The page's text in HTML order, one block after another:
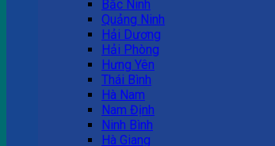
Tư vấn bán hàng
0983 863 488
Hotline hỗ trợ
Bắc Ninh
Quảng Ninh
Hải Dương
Hải Phòng
Hưng Yên
Thái Bình
Hà Nam
Nam Định
Ninh Bình
Hà Giang